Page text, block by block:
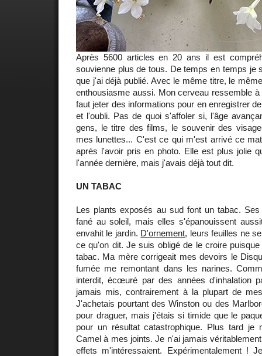
Après 5600 articles en 20 ans il est
souvienne plus de tous. De temps en temps je
que j'ai déjà publié. Avec le même titre, le
enthousiasme aussi. Mon cerveau ressemble
faut jeter des informations pour en enregistrer
et l'oubli. Pas de quoi s'affoler si, l'âge
gens, le titre des films, le souvenir des
mes lunettes... C'est ce qui m'est arrivé ce
après l'avoir pris en photo. Elle est plus jolie
l'année dernière, mais j'avais déjà tout dit.
UN TABAC
Les plants exposés au sud font un tabac.
fané au soleil, mais elles s'épanouissent
envahit le jardin. D'ornement, leurs feuilles ne
ce qu'on dit. Je suis obligé de le croire
tabac. Ma mère corrigeait mes devoirs le
fumée me remontant dans les narines.
interdit, écœuré par des années d'inhalation
jamais mis, contrairement à la plupart de
J'achetais pourtant des Winston ou des
pour draguer, mais j'étais si timide que le
pour un résultat catastrophique. Plus tard je
Camel à mes joints. Je n'ai jamais
effets m'intéressaient. Expérimentalement !